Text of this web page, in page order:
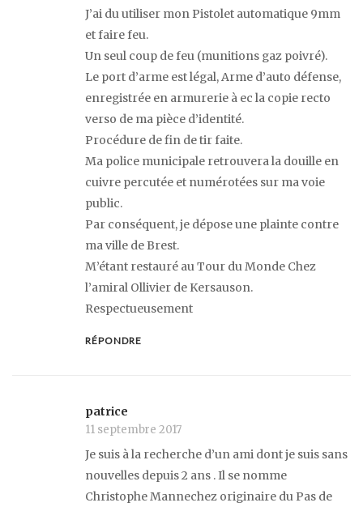
J’ai du utiliser mon Pistolet automatique 9mm
et faire feu.
Un seul coup de feu (munitions gaz poivré).
Le port d’arme est légal, Arme d’auto défense,
enregistrée en armurerie à ec la copie recto
verso de ma pièce d’identité.
Procédure de fin de tir faite.
Ma police municipale retrouvera la douille en
cuivre percutée et numérotées sur ma voie
public.
Par conséquent, je dépose une plainte contre
ma ville de Brest.
M’étant restauré au Tour du Monde Chez
l’amiral Ollivier de Kersauson.
Respectueusement
RÉPONDRE
patrice
11 septembre 2017
Je suis à la recherche d’un ami dont je suis sans
nouvelles depuis 2 ans . Il se nomme
Christophe Mannechez originaire du Pas de